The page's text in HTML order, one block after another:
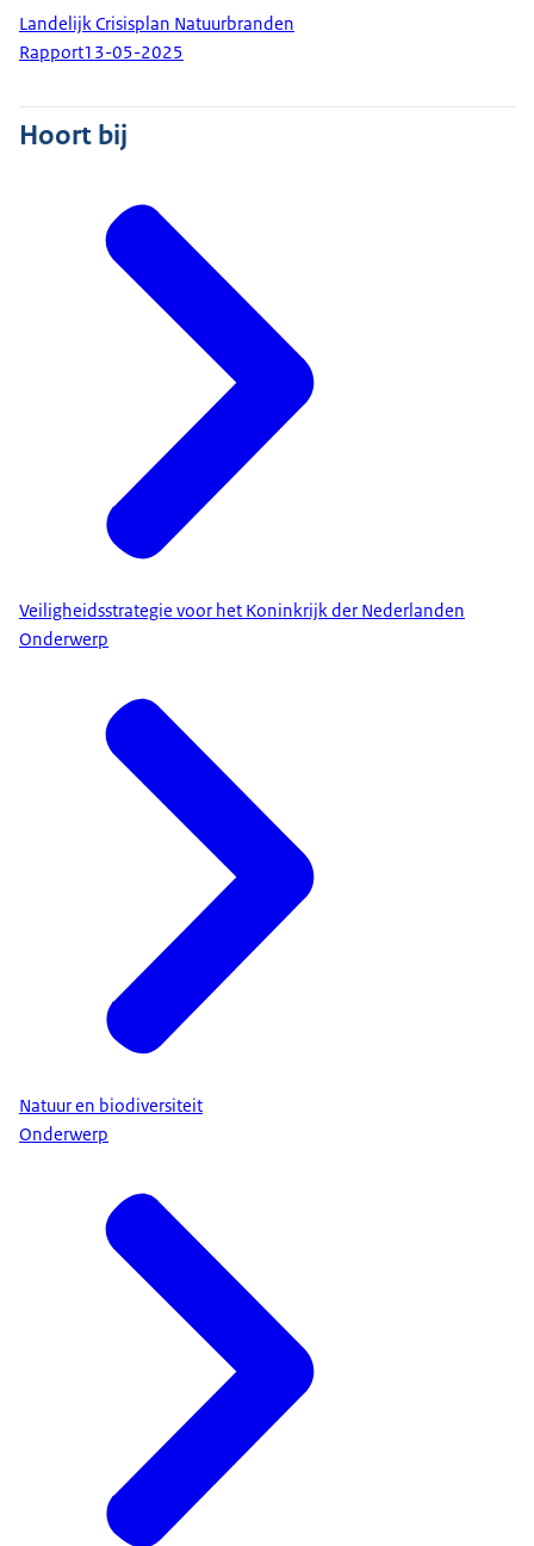
Landelijk Crisisplan Natuurbranden
Rapport13-05-2025
Hoort bij
Veiligheidsstrategie voor het Koninkrijk der Nederlanden
Onderwerp
Natuur en biodiversiteit
Onderwerp